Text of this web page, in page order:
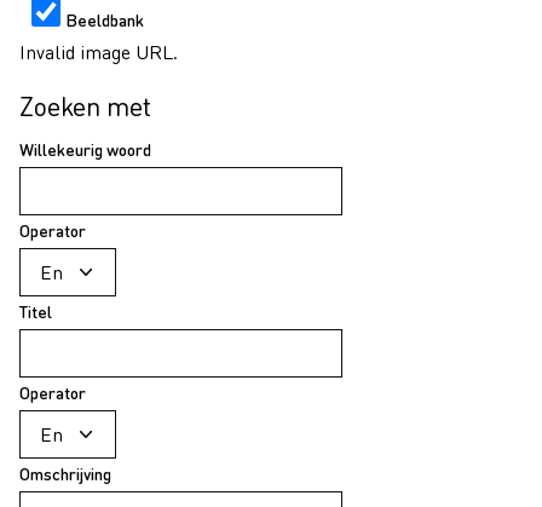
Beeldbank
Invalid image URL.
Zoeken met
Willekeurig woord
Operator
Titel
Operator
Omschrijving